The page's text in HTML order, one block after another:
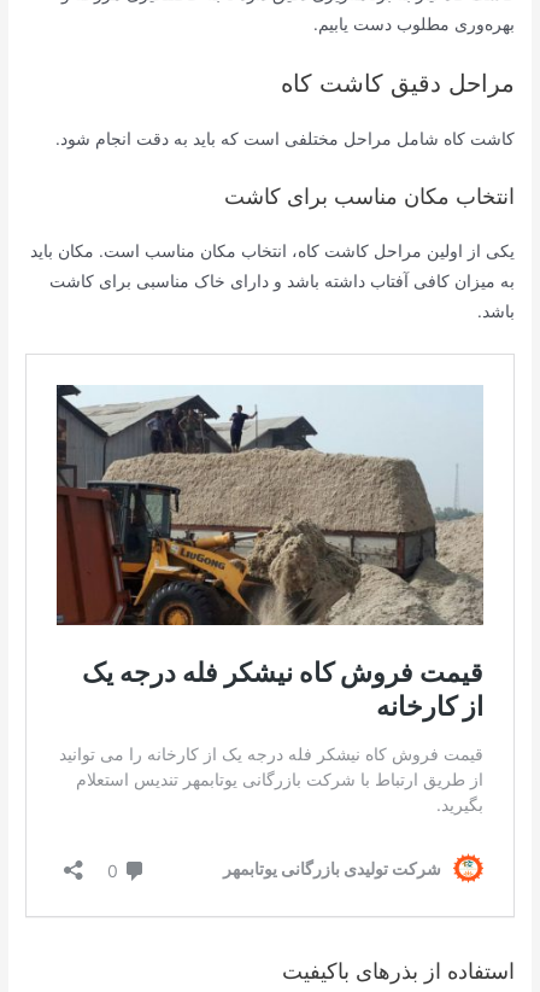
بهره‌وری مطلوب دست یابیم.
مراحل دقیق کاشت کاه
کاشت کاه شامل مراحل مختلفی است که باید به دقت انجام شود.
انتخاب مکان مناسب برای کاشت
یکی از اولین مراحل کاشت کاه، انتخاب مکان مناسب است. مکان باید
به میزان کافی آفتاب داشته باشد و دارای خاک مناسبی برای کاشت
باشد.
استفاده از بذرهای باکیفیت